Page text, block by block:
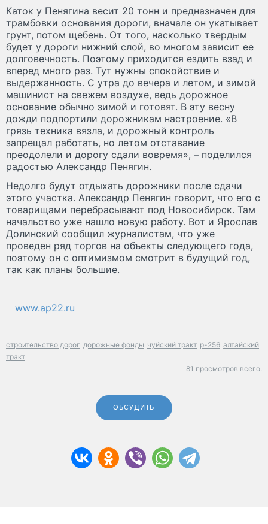
Каток у Пенягина весит 20 тонн и предназначен для
трамбовки основания дороги, вначале он укатывает
грунт, потом щебень. От того, насколько твердым
будет у дороги нижний слой, во многом зависит ее
долговечность. Поэтому приходится ездить взад и
вперед много раз. Тут нужны спокойствие и
выдержанность. С утра до вечера и летом, и зимой
машинист на свежем воздухе, ведь дорожное
основание обычно зимой и готовят. В эту весну
дожди подпортили дорожникам настроение. «В
грязь техника вязла, и дорожный контроль
запрещал работать, но летом отставание
преодолели и дорогу сдали вовремя», – поделился
радостью Александр Пенягин.
Недолго будут отдыхать дорожники после сдачи
этого участка. Александр Пенягин говорит, что его с
товарищами перебрасывают под Новосибирск. Там
начальство уже нашло новую работу. Вот и Ярослав
Долинский сообщил журналистам, что уже
проведен ряд торгов на объекты следующего года,
поэтому он с оптимизмом смотрит в будущий год,
так как планы большие.
www.ap22.ru
строительство дорог дорожные фонды чуйский тракт р-256 алтайский
тракт
81 просмотров всего.
ОБСУДИТЬ